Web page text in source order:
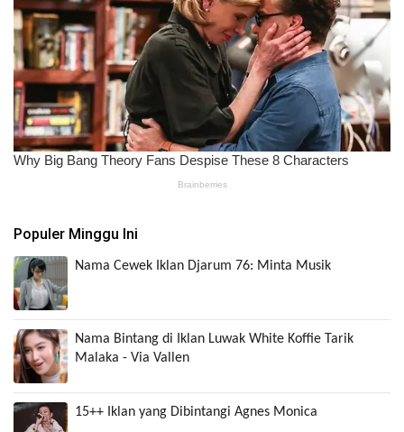
Populer Minggu Ini
Nama Cewek Iklan Djarum 76: Minta Musik
Nama Bintang di Iklan Luwak White Koffie Tarik
Malaka - Via Vallen
15++ Iklan yang Dibintangi Agnes Monica